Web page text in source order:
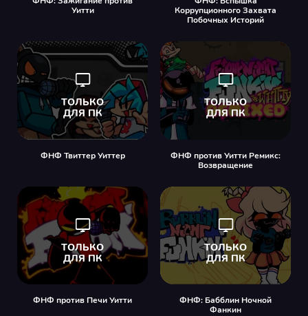
Уитти
Коррупционного Захвата
Побочных Историй
ФНФ Твиттер Уиттер
ФНФ против Уитти Ремикс:
Возвращение
ФНФ против Печи Уитти
ФНФ: Бабблин Ночной
Фанкин